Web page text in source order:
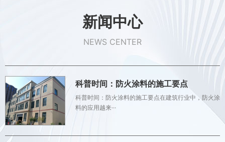
新闻中心
NEWS CENTER
科普时间：防火涂料的施工要点
科普时间：防火涂料的施工要点在建筑行业中，防火涂
料的应用越来···